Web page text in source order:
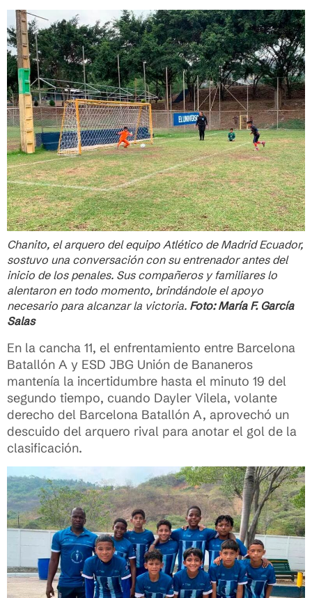
Chanito, el arquero del equipo Atlético de Madrid Ecuador,
sostuvo una conversación con su entrenador antes del
inicio de los penales. Sus compañeros y familiares lo
alentaron en todo momento, brindándole el apoyo
necesario para alcanzar la victoria. Foto: María F. García
Salas
En la cancha 11, el enfrentamiento entre Barcelona
Batallón A y ESD JBG Unión de Bananeros
mantenía la incertidumbre hasta el minuto 19 del
segundo tiempo, cuando Dayler Vilela, volante
derecho del Barcelona Batallón A, aprovechó un
descuido del arquero rival para anotar el gol de la
clasificación.